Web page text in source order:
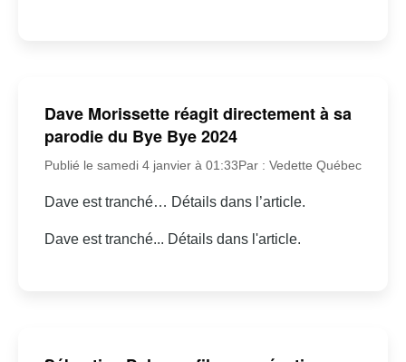
Dave Morissette réagit directement à sa
parodie du Bye Bye 2024
Publié le samedi 4 janvier à 01:33Par : Vedette Québec
Dave est tranché… Détails dans l’article.
Dave est tranché... Détails dans l'article.